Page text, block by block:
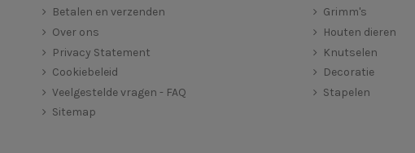
Betalen en verzenden
Over ons
Privacy Statement
Cookiebeleid
Veelgestelde vragen - FAQ
Sitemap
Grimm's
Houten dieren
Knutselen
Decoratie
Stapelen